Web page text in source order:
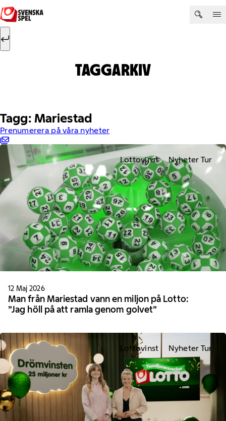
Hoppa till innehåll
Sök efter:
TAGGARKIV
Tagg: Mariestad
Prenumerera på våra nyheter
Lottovinst Nyheter Tur
12 Maj 2026
Man från Mariestad vann en miljon på Lotto:
”Jag höll på att ramla genom golvet”
Lottovinst Nyheter Tur